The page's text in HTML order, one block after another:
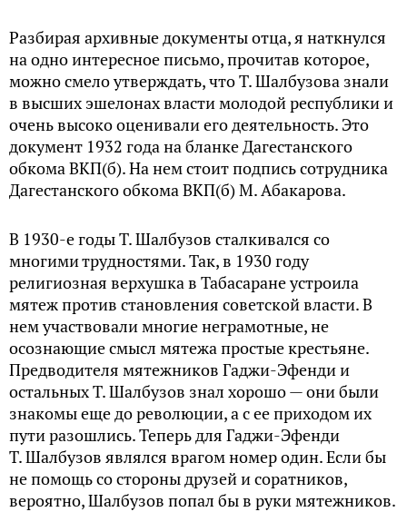
Разбирая архивные документы отца, я наткнулся
на одно интересное письмо, прочитав которое,
можно смело утверждать, что Т. Шалбузова знали
в высших эшелонах власти молодой республики и
очень высоко оценивали его деятельность. Это
документ 1932 года на бланке Дагестанского
обкома ВКП(б). На нем стоит подпись сотрудника
Дагестанского обкома ВКП(б) М. Абакарова.
В 1930-е годы Т. Шалбузов сталкивался со
многими трудностями. Так, в 1930 году
религиозная верхушка в Табасаране устроила
мятеж против становления советской власти. В
нем участвовали многие неграмотные, не
осознающие смысл мятежа простые крестьяне.
Предводителя мятежников Гаджи-Эфенди и
остальных Т. Шалбузов знал хорошо — они были
знакомы еще до революции, а с ее приходом их
пути разошлись. Теперь для Гаджи-Эфенди
Т. Шалбузов являлся врагом номер один. Если бы
не помощь со стороны друзей и соратников,
вероятно, Шалбузов попал бы в руки мятежников.